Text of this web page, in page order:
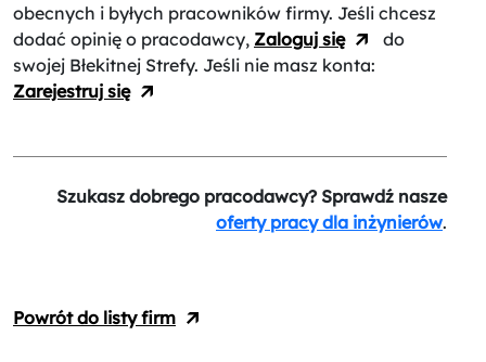
obecnych i byłych pracowników firmy. Jeśli chcesz
dodać opinię o pracodawcy, Zaloguj się
do
swojej Błekitnej Strefy. Jeśli nie masz konta:
Zarejestruj się
Szukasz dobrego pracodawcy? Sprawdź nasze
oferty pracy dla inżynierów.
Powrót do listy firm